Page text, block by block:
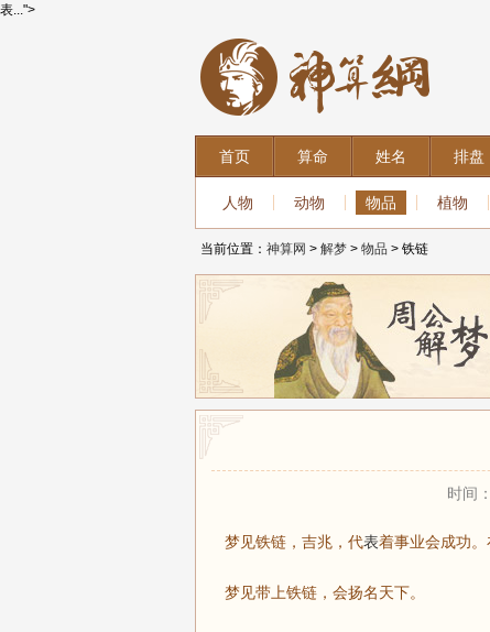
表...">
首页 算命 姓名 排盘
人物 动物 物品 植物
当前位置： 神算网 > 解梦 > 物品 > 铁链
时间
梦见铁链，吉兆，代表着事业会成功。
梦见带上铁链，会扬名天下。